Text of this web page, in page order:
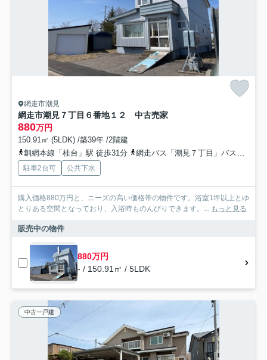
網走市潮見
網走市潮見７丁目６番地１２ 中古売家
880万円
150.91㎡ (5LDK) /築39年 /2階建
釧網本線「桂台」駅 徒歩31分
網走バス「潮見７丁目」バス停下車 徒歩2分
駐車2台可 公共下水
購入価格880万円と、ニーズの高い価格帯の物件です。浴室1坪以上とゆ
とりある空間となっており、入浴時ものんびりできます。... もっと見る
販売中の物件
880万円
- / 150.91㎡ / 5LDK
中古一戸建